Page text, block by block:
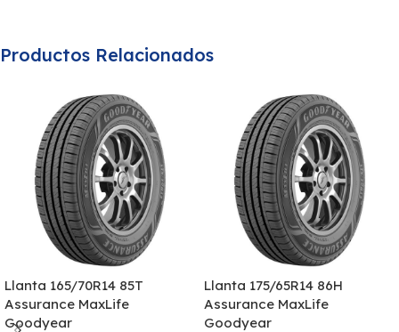
Productos Relacionados
Llanta 165/70R14 85T
Assurance MaxLife
Goodyear
Llanta 175/65R14 86H
Assurance MaxLife
Goodyear